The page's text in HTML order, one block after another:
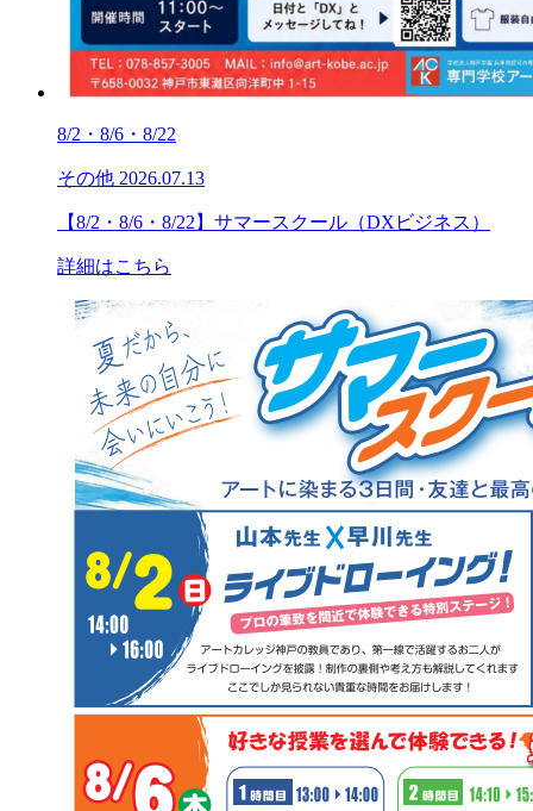
8/2・8/6・8/22
その他 2026.07.13
【8/2・8/6・8/22】サマースクール（DXビジネス）
詳細はこちら